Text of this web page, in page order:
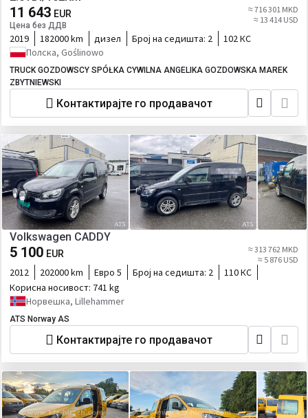
11 643 EUR
Цена без ДДВ
≈ 716 301 MKD
≈ 13 414 USD
2019 182000 km дизел Број на седишта: 2
102 КС
Полска, Goślinowo
TRUCK GOZDOWSCY SPÓŁKA CYWILNA ANGELIKA GOZDOWSKA MAREK
ZBYTNIEWSKI
Контактирајте го продавачот
Volkswagen CADDY
5 100 EUR
≈ 313 762 MKD
≈ 5 876 USD
2012 202000 km Евро 5 Број на седишта: 2
110 КС
Корисна носивост: 741 kg
Норвешка, Lillehammer
ATS Norway AS
Контактирајте го продавачот